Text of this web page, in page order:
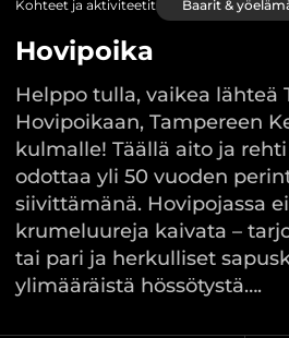
Kohteet ja aktiviteetit Baarit &
Hovipoika
Helppo tulla, vaikea lähteä
Hovipoikaan, Tampereen
kulmalle! Täällä aito ja
odottaa yli 50 vuoden
siivittämänä. Hovipojassa
krumeluureja kaivata –
tai pari ja herkulliset
ylimääräistä hössötystä….